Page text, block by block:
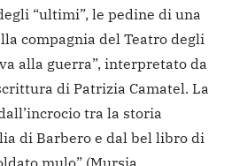
“ultimi”, le pedine di una
compagnia del Teatro degli
alla guerra”, interpretato da
di Patrizia Camatel. La
tra la storia
di Barbero e dal bel libro di